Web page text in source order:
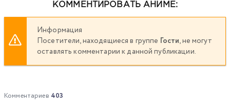
КОММЕНТИРОВАТЬ АНИМЕ:
Информация
Посетители, находящиеся в группе Гости, не могут
оставлять комментарии к данной публикации.
Комментариев 403